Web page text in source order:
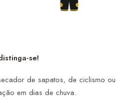
se!
de sapatos, de ciclismo ou
em dias de chuva.